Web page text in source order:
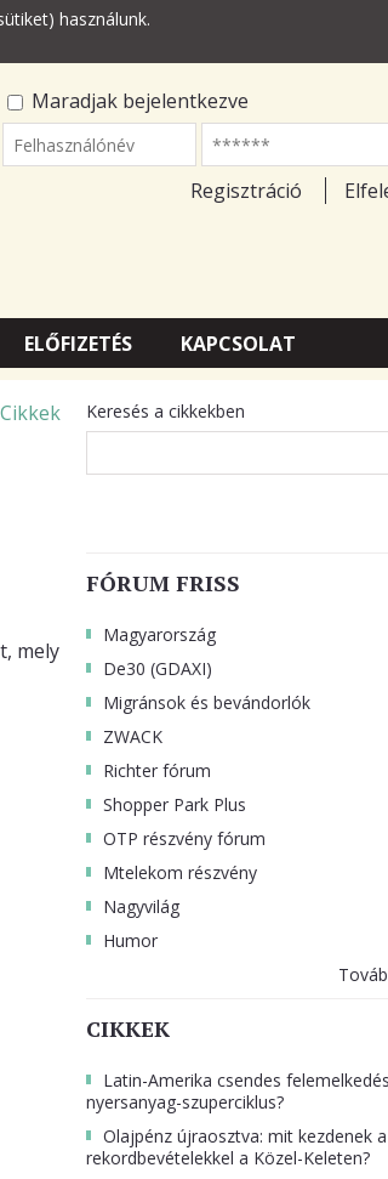
használunk.
Maradjak bejelentkezve
Felhasználónév
Regisztráció
ELŐFIZETÉS KAPCSOLAT
Cikkek
mely
Keresés a cikkekben
FÓRUM FRISS
Magyarország
De30 (GDAXI)
Migránsok és bevándorlók
ZWACK
Richter fórum
Shopper Park Plus
OTP részvény fórum
Mtelekom részvény
Nagyvilág
Humor
CIKKEK
Latin-Amerika csendes
nyersanyag-szuperciklus?
Olajpénz újraosztva: mit kezdenek a
rekordbevételekkel a Közel-Keleten?